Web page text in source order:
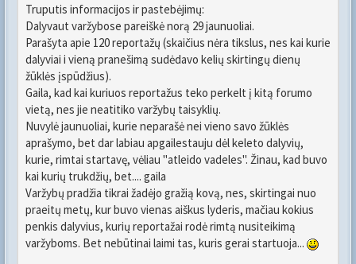
Truputis informacijos ir pastebėjimų:
Dalyvaut varžybose pareiškė norą 29 jaunuoliai.
Parašyta apie 120 reportažų (skaičius nėra tikslus, nes kai kurie
dalyviai i vieną pranešimą sudėdavo kelių skirtingų dienų
žūklės įspūdžius).
Gaila, kad kai kuriuos reportažus teko perkelt į kitą forumo
vietą, nes jie neatitiko varžybų taisyklių.
Nuvylė jaunuoliai, kurie neparašė nei vieno savo žūklės
aprašymo, bet dar labiau apgailestauju dėl keleto dalyvių,
kurie, rimtai startavę, vėliau "atleido vadeles". Žinau, kad buvo
kai kurių trukdžių, bet.... gaila
Varžybų pradžia tikrai žadėjo gražią kovą, nes, skirtingai nuo
praeitų metų, kur buvo vienas aiškus lyderis, mačiau kokius
penkis dalyvius, kurių reportažai rodė rimtą nusiteikimą
varžyboms. Bet nebūtinai laimi tas, kuris gerai startuoja...